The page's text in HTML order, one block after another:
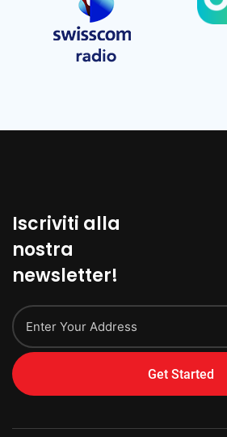
Iscriviti alla
nostra
newsletter!
Get Started